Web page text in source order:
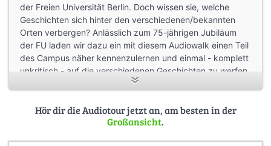
der Freien Universität Berlin. Doch wissen sie, welche
Geschichten sich hinter den verschiedenen/bekannten
Orten verbergen? Anlässlich zum 75-jährigen Jubiläum
der FU laden wir dazu ein mit diesem Audiowalk einen Teil
des Campus näher kennenzulernen und einmal - komplett
unkritisch - auf die verschiedenen Geschichten zu werfen,
der nächsten Station sind und immer noch Musik spielt, so
können Sie ruhig zu der nächsten Station wechseln!
Hör dir die Audiotour jetzt an, am besten in der
Großansicht.